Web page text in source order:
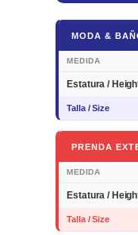
MODA &
MEDIDA
Estatura /
Talla / Size
PRENDA
MEDIDA
Estatura /
Talla / Size